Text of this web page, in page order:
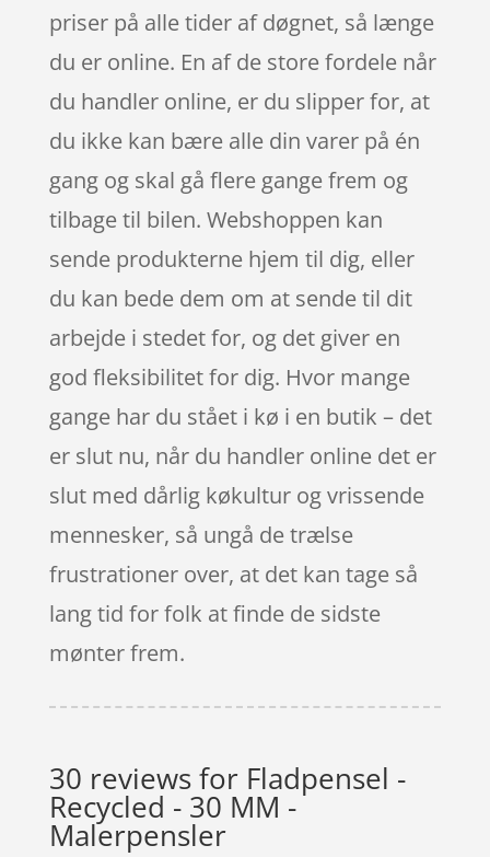
priser på alle tider af døgnet, så længe
du er online. En af de store fordele når
du handler online, er du slipper for, at
du ikke kan bære alle din varer på én
gang og skal gå flere gange frem og
tilbage til bilen. Webshoppen kan
sende produkterne hjem til dig, eller
du kan bede dem om at sende til dit
arbejde i stedet for, og det giver en
god fleksibilitet for dig. Hvor mange
gange har du stået i kø i en butik – det
er slut nu, når du handler online det er
slut med dårlig køkultur og vrissende
mennesker, så ungå de trælse
frustrationer over, at det kan tage så
lang tid for folk at finde de sidste
mønter frem.
30 reviews for Fladpensel -
Recycled - 30 MM -
Malerpensler